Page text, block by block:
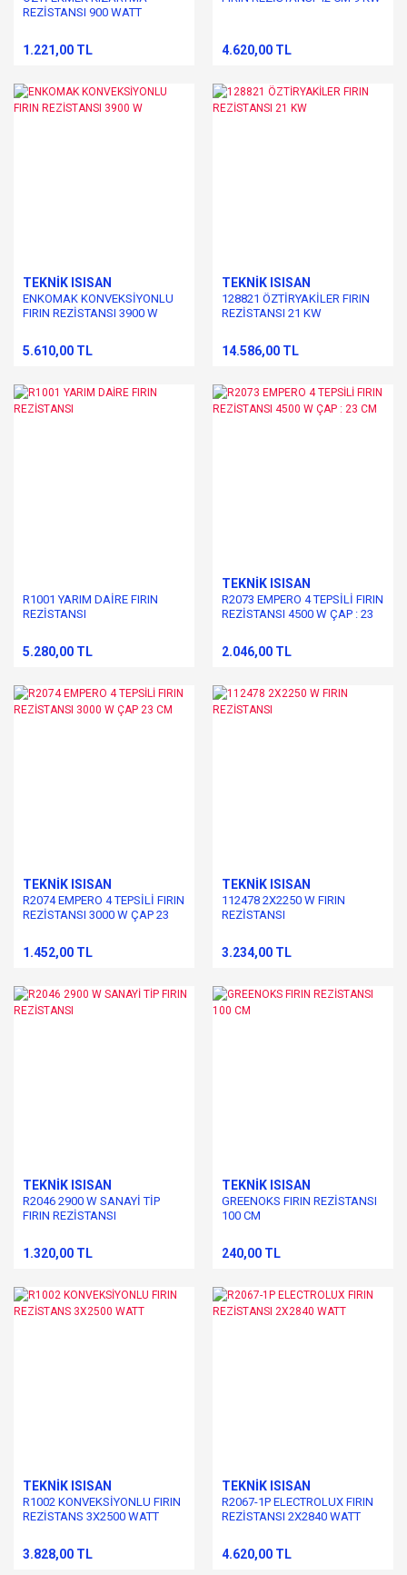
REZİSTANSI 900 WATT
1.221,00 TL 4.620,00 TL
TEKNİK ISISAN
ENKOMAK KONVEKSİYONLU
FIRIN REZİSTANSI 3900 W
5.610,00 TL
TEKNİK ISISAN
128821 ÖZTİRYAKİLER FIRIN
REZİSTANSI 21 KW
14.586,00 TL
R1001 YARIM DAİRE FIRIN
REZİSTANSI
5.280,00 TL
TEKNİK ISISAN
R2073 EMPERO 4 TEPSİLİ FIRIN
REZİSTANSI 4500 W ÇAP : 23
2.046,00 TL
TEKNİK ISISAN
R2074 EMPERO 4 TEPSİLİ FIRIN
REZİSTANSI 3000 W ÇAP 23
1.452,00 TL
TEKNİK ISISAN
112478 2X2250 W FIRIN
REZİSTANSI
3.234,00 TL
TEKNİK ISISAN
R2046 2900 W SANAYİ TİP
FIRIN REZİSTANSI
1.320,00 TL
TEKNİK ISISAN
GREENOKS FIRIN REZİSTANSI
100 CM
240,00 TL
TEKNİK ISISAN
R1002 KONVEKSİYONLU FIRIN
REZİSTANS 3X2500 WATT
3.828,00 TL
TEKNİK ISISAN
R2067-1P ELECTROLUX FIRIN
REZİSTANSI 2X2840 WATT
4.620,00 TL